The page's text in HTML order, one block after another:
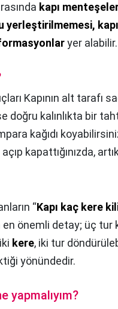
kapı
yerleştirilmemesi,
yer alabilir.
Kapının alt tarafı
doğru kalınlıkta bir
kağıdı
kapattığınızda,
“Kapı kaç kere
en önemli detay; üç
kere, iki tur
yönündedir.
yapmalıyım?